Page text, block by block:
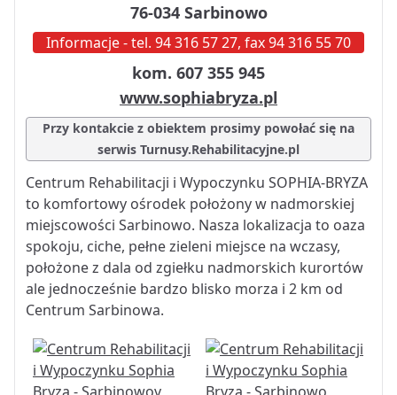
76-034 Sarbinowo
Informacje - tel. 94 316 57 27, fax 94 316 55 70
kom. 607 355 945
www.sophiabryza.pl
Przy kontakcie z obiektem prosimy powołać się na
serwis Turnusy.Rehabilitacyjne.pl
Centrum Rehabilitacji i Wypoczynku SOPHIA-BRYZA
to komfortowy ośrodek położony w nadmorskiej
miejscowości Sarbinowo. Nasza lokalizacja to oaza
spokoju, ciche, pełne zieleni miejsce na wczasy,
położone z dala od zgiełku nadmorskich kurortów
ale jednocześnie bardzo blisko morza i 2 km od
Centrum Sarbinowa.